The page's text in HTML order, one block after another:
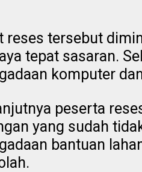
reses tersebut
tepat sasaran.
komputer
peserta
yang sudah
bantuan